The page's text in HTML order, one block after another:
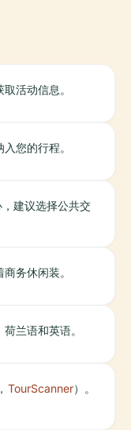
取活动信息。
您的行程。
建议选择公共交
务休闲装。
兰语和英语。
TourScanner）。